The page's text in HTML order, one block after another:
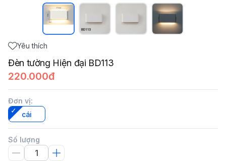
Yêu thích
Đèn tường Hiện đại BD113
220.000đ
Đơn vị:
cái
Số lượng